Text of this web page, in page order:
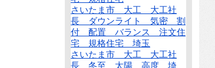
さいたま市 大工 大工社
長 ダウンライト 気密 割
付 配置 バランス 注文住
宅 規格住宅 埼玉
さいたま市 大工 大工社
長 冬至 太陽 高度 埼